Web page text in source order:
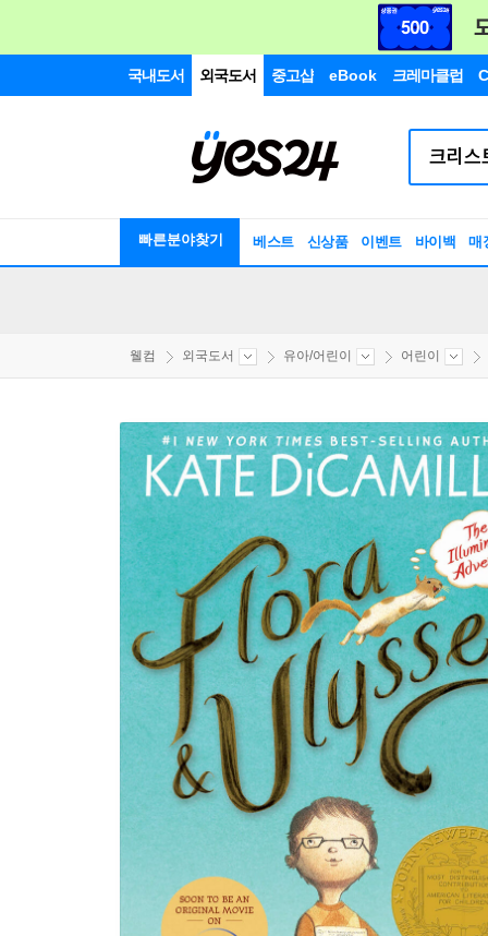
국내도서 외국도서 중고샵 eBook 크레마클럽
빠른분야찾기 베스트 신상품 이벤트 바이백 매
웰컴 외국도서 유아/어린이 어린이